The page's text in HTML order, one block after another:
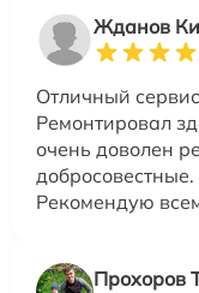
Жданов
Отличный
Ремонтировал
очень доволен
Рекомендую
Прохоров